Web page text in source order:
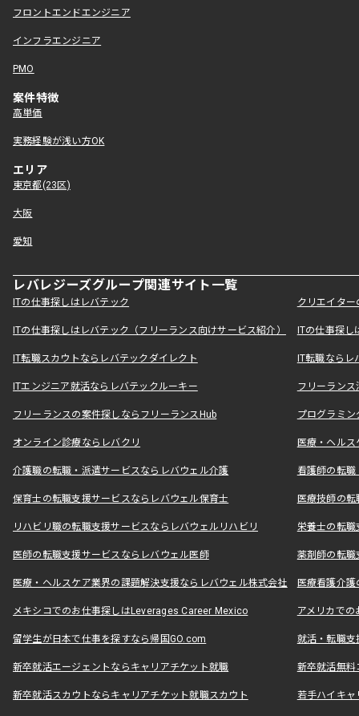
フロントエンドエンジニア
インフラエンジニア
PMO
案件特徴
高単価
実務経験が浅い方OK
エリア
東京都(23区)
大阪
愛知
レバレジーズグループ関連サイト一覧
ITの仕事探しはレバテック クリエイタ
ITの仕事探しはレバテック（フリーランス向けサービス紹介） ITの仕事探
IT転職スカウトならレバテックダイレクト IT転職なら
ITエンジニア就活ならレバテックルーキー フリーラン
フリーランスの案件探しならフリーランスHub プログラミ
オンライン診療ならレバクリ 医療・ヘル
介護職の転職・派遣サービスならレバウェル介護 看護師の転
保育士の転職支援サービスならレバウェル保育士 医療技師の
リハビリ職の転職支援サービスならレバウェルリハビリ 栄養士の転
医師の転職支援サービスならレバウェル医師 薬剤師の転
医療・ヘルスケア業界の課題解決支援ならレバウェル株式会社 医療看護介
メキシコでのお仕事探しはLeverages Career Mexico アメリカで
留学生が日本で仕事を探すなら帰国GO.com 就活・転職
新卒就活エージェントならキャリアチケット就職 新卒就活無料
新卒就活スカウトならキャリアチケット就職スカウト 若手ハイキ